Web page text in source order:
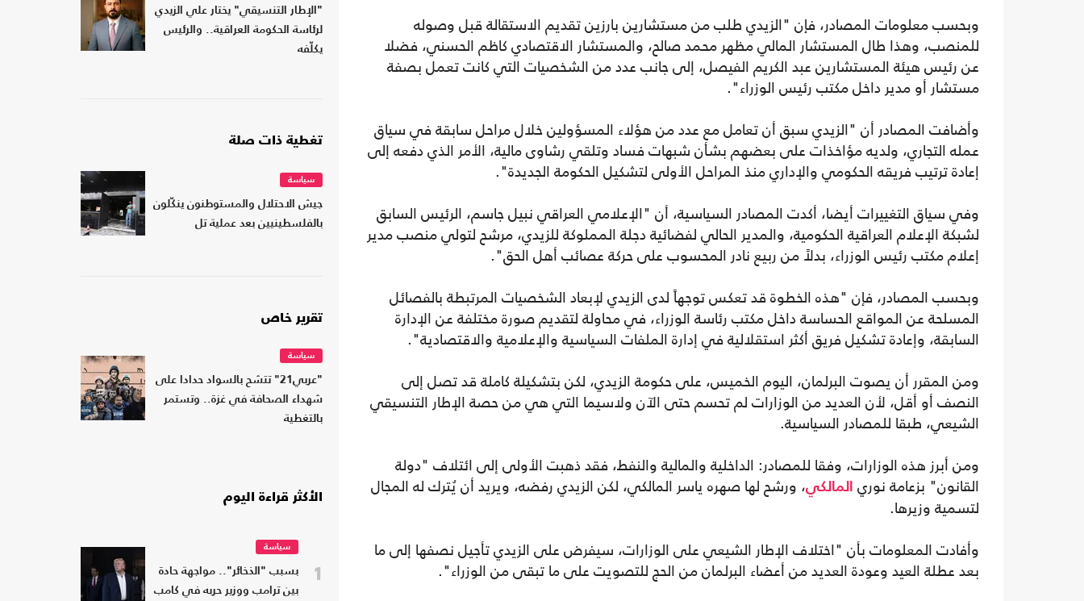
وبحسب معلومات المصادر، فإن "الزيدي طلب من مستشارين بارزين تقديم الاستقالة قبل وصوله
للمنصب، وهذا طال المستشار المالي مظهر محمد صالح، والمستشار الاقتصادي كاظم الحسني، فضلا
عن رئيس هيئة المستشارين عبد الكريم الفيصل، إلى جانب عدد من الشخصيات التي كانت تعمل بصفة
مستشار أو مدير داخل مكتب رئيس الوزراء".
وأضافت المصادر أن "الزيدي سبق أن تعامل مع عدد من هؤلاء المسؤولين خلال مراحل سابقة في سياق
عمله التجاري، ولديه مؤاخذات على بعضهم بشأن شبهات فساد وتلقي رشاوى مالية، الأمر الذي دفعه إلى
إعادة ترتيب فريقه الحكومي والإداري منذ المراحل الأولى لتشكيل الحكومة الجديدة".
وفي سياق التغييرات أيضا، أكدت المصادر السياسية، أن "الإعلامي العراقي نبيل جاسم، الرئيس السابق
لشبكة الإعلام العراقية الحكومية، والمدير الحالي لفضائية دجلة المملوكة للزيدي، مرشح لتولي منصب مدير
إعلام مكتب رئيس الوزراء، بدلاً من ربيع نادر المحسوب على حركة عصائب أهل الحق".
وبحسب المصادر، فإن "هذه الخطوة قد تعكس توجهاً لدى الزيدي لإبعاد الشخصيات المرتبطة بالفصائل
المسلحة عن المواقع الحساسة داخل مكتب رئاسة الوزراء، في محاولة لتقديم صورة مختلفة عن الإدارة
السابقة، وإعادة تشكيل فريق أكثر استقلالية في إدارة الملفات السياسية والإعلامية والاقتصادية".
ومن المقرر أن يصوت البرلمان، اليوم الخميس، على حكومة الزيدي، لكن بتشكيلة كاملة قد تصل إلى
النصف أو أقل، لأن العديد من الوزارات لم تحسم حتى الآن ولاسيما التي هي من حصة الإطار التنسيقي
الشيعي، طبقا للمصادر السياسية.
ومن أبرز هذه الوزارات، وفقا للمصادر: الداخلية والمالية والنفط، فقد ذهبت الأولى إلى ائتلاف "دولة
القانون" بزعامة نوري
المالكي، ورشح لها صهره ياسر المالكي، لكن الزيدي رفضه، ويريد أن يُترك له المجال
لتسمية وزيرها.
وأفادت المعلومات بأن "اختلاف الإطار الشيعي على الوزارات، سيفرض على الزيدي تأجيل نصفها إلى ما
بعد عطلة العيد وعودة العديد من أعضاء البرلمان من الحج للتصويت على ما تبقى من الوزراء".
"الإطار التنسيقي" يختار علي الزيدي
لرئاسة الحكومة العراقية.. والرئيس
يكلّفه
تغطية ذات صلة
سياسة
جيش الاحتلال والمستوطنون ينكّلون
بالفلسطينيين بعد عملية تل
تقرير خاص
سياسة
"عربي21" تتشح بالسواد حدادا على
شهداء الصحافة في غزة.. وتستمر
بالتغطية
الأكثر قراءة اليوم
1
سياسة
بسبب "الذخائر".. مواجهة حادة
بين ترامب ووزير حربه في كامب